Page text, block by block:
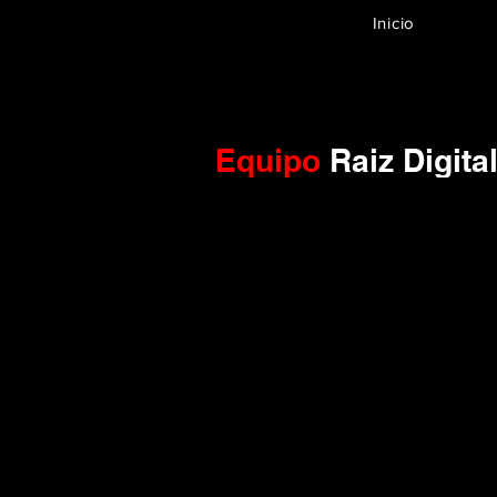
Inicio
Equipo Raiz Digital